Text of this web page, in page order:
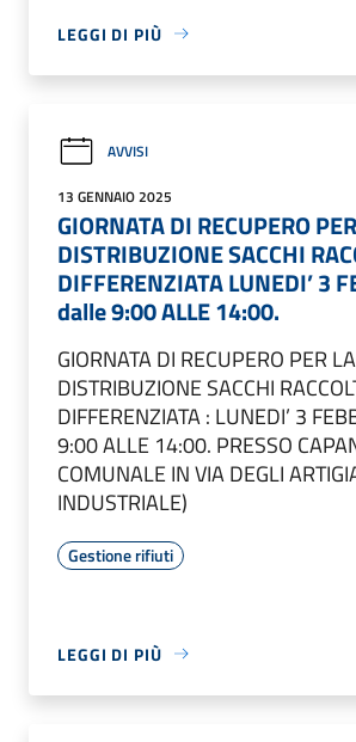
LEGGI DI PIÙ
AVVISI
13 GENNAIO 2025
GIORNATA DI RECUPERO
DISTRIBUZIONE SACCHI
DIFFERENZIATA LUNEDI’ 3
dalle 9:00 ALLE 14:00.
GIORNATA DI RECUPERO PER LA
DISTRIBUZIONE SACCHI
DIFFERENZIATA : LUNEDI’ 3
9:00 ALLE 14:00. PRESSO
COMUNALE IN VIA DEGLI
INDUSTRIALE)
Gestione rifiuti
LEGGI DI PIÙ